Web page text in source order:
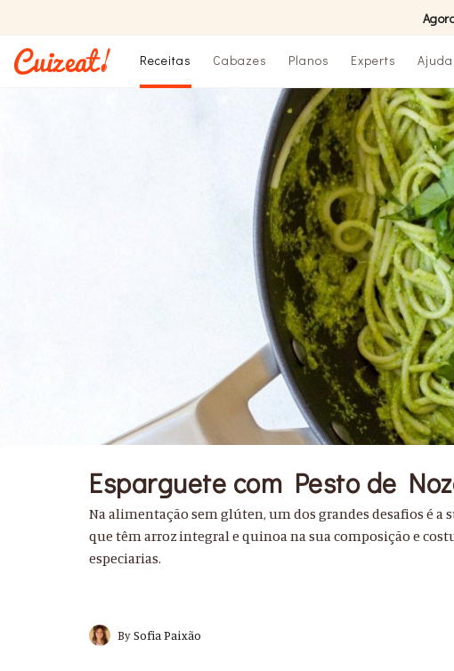
Receitas Cabazes Planos Experts Ajuda
Esparguete com Pesto de
Na alimentação sem glúten, um dos grandes desafios é a
que têm arroz integral e quinoa na sua composição e
especiarias.
BySofia Paixão